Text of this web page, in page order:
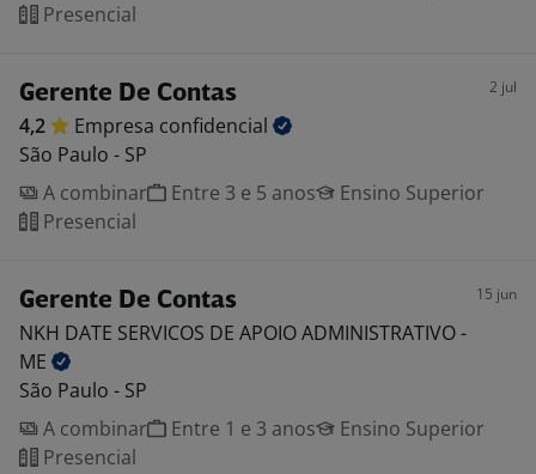
Presencial
Gerente De Contas 2 jul
4,2 Empresa confidencial
São Paulo - SP
A combinar
Entre 3 e 5 anos
Ensino Superior
Presencial
Gerente De Contas 15 jun
NKH DATE SERVICOS DE APOIO ADMINISTRATIVO -
ME
São Paulo - SP
A combinar
Entre 1 e 3 anos
Ensino Superior
Presencial